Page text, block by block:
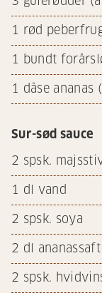
1 rød
1 bundt
1 dåse ananas
Sur-sød sauce
2 spsk.
1 dl vand
2 spsk. soya
2 dl
2 spsk.